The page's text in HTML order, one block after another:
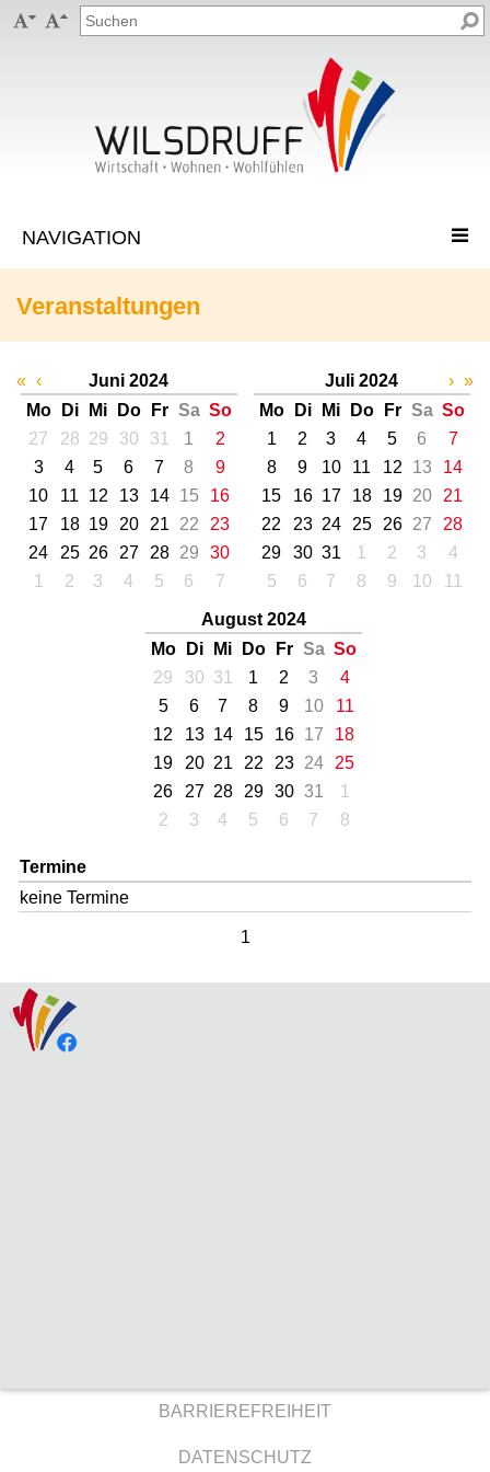
 
Veranstaltungen
« ‹
Juni 2024
Mo
Di Mi Do Fr Sa So
27
28 29 30 31 1
2
3
4 5 6 7 8
9
10
11 12 13 14 15
16
17
18 19 20 21 22
23
24
25 26 27 28 29
30
1
2 3 4 5 6 7
Juli 2024
Mo
Di Mi Do Fr Sa So
1
2 3 4 5 6
7
8
9 10 11 12 13
14
15
16 17 18 19 20
21
22
23 24 25 26 27
28
29
30 31 1 2 3
4
5
6 7 8 9 10 11
August 2024
Mo
Di Mi Do Fr Sa So
29
30 31 1 2 3
4
5
6 7 8 9 10
11
12
13 14 15 16 17
18
19
20 21 22 23 24
25
26
27 28 29 30 31
1
2
3 4 5 6 7 8
› »
Termine
keine Termine
1
BARRIEREFREIHEIT
DATENSCHUTZ